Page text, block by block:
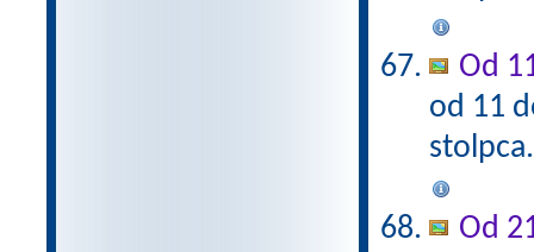
Od
od 11
Od